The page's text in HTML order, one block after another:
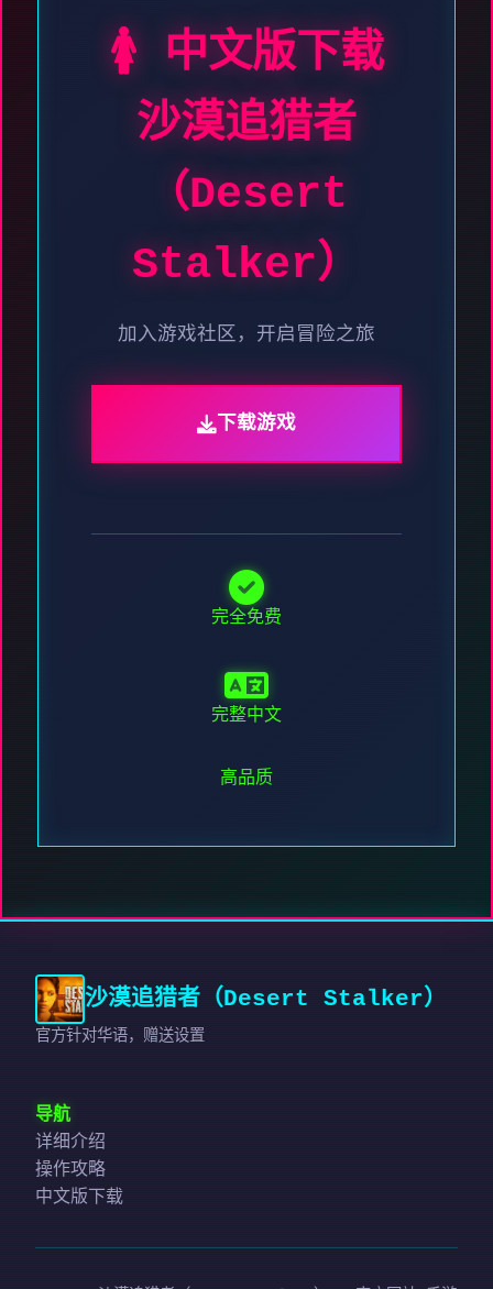
🚺 中文版下载
沙漠追猎者
（Desert
Stalker）
加入游戏社区，开启冒险之旅
下载游戏
完全免费
完整中文
高品质
沙漠追猎者（Desert Stalker）
官方针对华语，赠送设置
导航
详细介绍
操作攻略
中文版下载